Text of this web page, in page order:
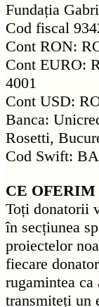
Fundația
Cod fiscal
Cont RON:
Cont EURO:
4001
Cont USD:
Banca:
Rosetti,
Cod Swift:
CE OFERIM
Toți donatorii
în secțiunea
proiectelor
fiecare
rugamintea
transmiteți un